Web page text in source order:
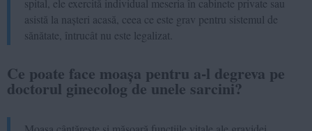
spital, ele exercită individual meseria în cabinete private sau
asistă la nașteri acasă, ceea ce este grav pentru sistemul de
sănătate, întrucât nu este legalizat.
Ce poate face moașa pentru a-l degreva pe
doctorul ginecolog de unele sarcini?